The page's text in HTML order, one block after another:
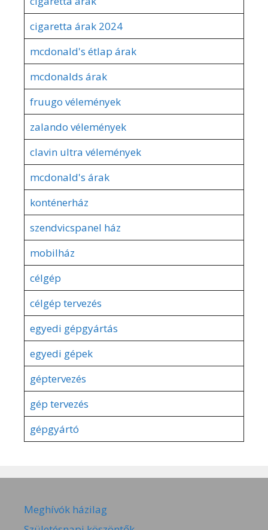
cigaretta árak 2024
mcdonald's étlap árak
mcdonalds árak
fruugo vélemények
zalando vélemények
clavin ultra vélemények
mcdonald's árak
konténerház
szendvicspanel ház
mobilház
célgép
célgép tervezés
egyedi gépgyártás
egyedi gépek
géptervezés
gép tervezés
gépgyártó
Meghívók házilag